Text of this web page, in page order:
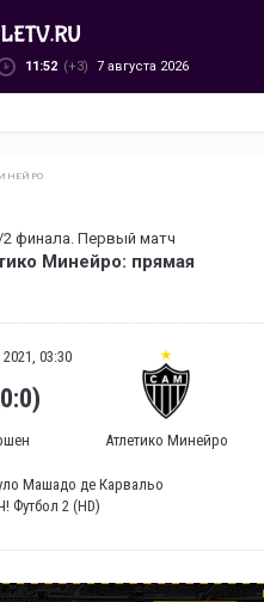
11:52 (+3) 7 августа 2026
финала. Первый матч
Минейро: прямая
03:30
Атлетико Минейро
Машадо де Карвальо
Футбол 2 (HD)